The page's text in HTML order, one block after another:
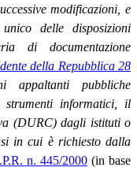
modificazioni, e
delle disposizioni
di documentazione
della Repubblica 28
appaltanti pubbliche
strumenti informatici, il
(DURC) dagli istituti o
in cui è richiesto dalla
n. 445/2000(in base